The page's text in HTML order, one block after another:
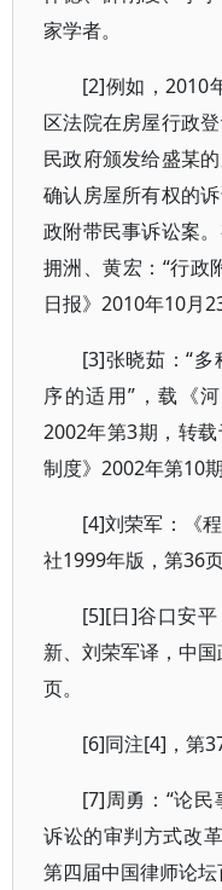
家学者。
[2]例如，2010
区法院在房屋行政
民政府颁发给盛某
确认房屋所有权的
政附带民事诉讼案
拥洲、黄宏：“行政
日报》2010年10月23
[3]张晓茹：“
序的适用”，载《
2002年第3期，转
制度》2002年第10期
[4]刘荣军：《
社1999年版，第36页
[5][日]谷口安
新、刘荣军译，中
页。
[6]同注[4]，第37
[7]周勇：“论
诉讼的审判方式改
第四届中国律师论坛